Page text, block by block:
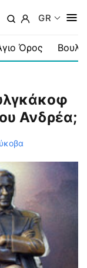
GR
Όρος
Ανδρέα;